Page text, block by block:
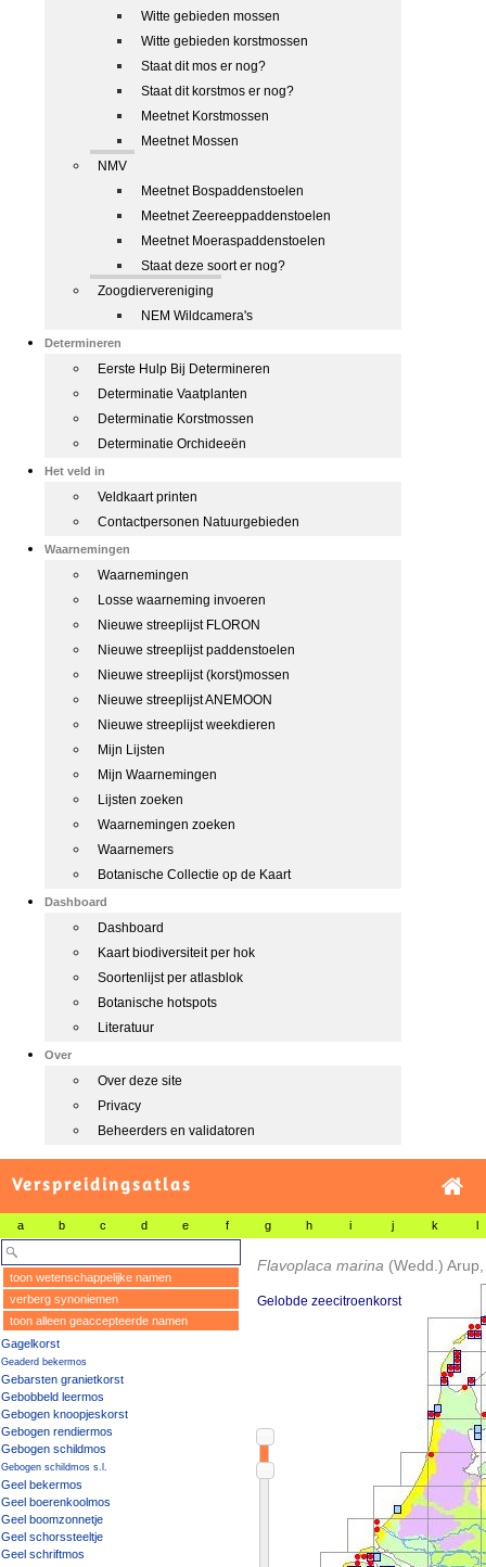
Witte gebieden mossen
Witte gebieden korstmossen
Staat dit mos er nog?
Staat dit korstmos er nog?
Meetnet Korstmossen
Meetnet Mossen
NMV
Meetnet Bospaddenstoelen
Meetnet Zeereeppaddenstoelen
Meetnet Moeraspaddenstoelen
Staat deze soort er nog?
Zoogdiervereniging
NEM Wildcamera's
Determineren
Eerste Hulp Bij Determineren
Determinatie Vaatplanten
Determinatie Korstmossen
Determinatie Orchideeën
Het veld in
Veldkaart printen
Contactpersonen Natuurgebieden
Waarnemingen
Waarnemingen
Losse waarneming invoeren
Nieuwe streeplijst FLORON
Nieuwe streeplijst paddenstoelen
Nieuwe streeplijst (korst)mossen
Nieuwe streeplijst ANEMOON
Nieuwe streeplijst weekdieren
Mijn Lijsten
Mijn Waarnemingen
Lijsten zoeken
Waarnemingen zoeken
Waarnemers
Botanische Collectie op de Kaart
Dashboard
Dashboard
Kaart biodiversiteit per hok
Soortenlijst per atlasblok
Botanische hotspots
Literatuur
Over
Over deze site
Privacy
Beheerders en validatoren
Verspreidingsatlas
a b c d e f g h i j k l
toon wetenschappelijke namen
verberg synoniemen
toon alleen geaccepteerde namen
Gagelkorst
Geaderd bekermos
Gebarsten granietkorst
Gebobbeld leermos
Gebogen knoopjeskorst
Gebogen rendiermos
Gebogen schildmos
Gebogen schildmos s.l.
Geel bekermos
Geel boerenkoolmos
Geel boomzonnetje
Geel schorssteeltje
Geel schriftmos
Flavoplaca marina (Wedd.)
Gelobde zeecitroenkorst